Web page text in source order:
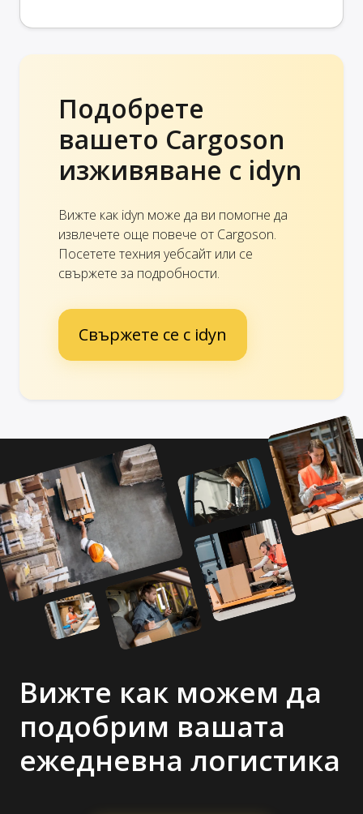
Подобрете
вашето Cargoson
изживяване с idyn
Вижте как idyn може да ви помогне да
извлечете още повече от Cargoson.
Посетете техния уебсайт или се
свържете за подробности.
Свържете се с idyn
Вижте как можем да
подобрим вашата
ежедневна логистика